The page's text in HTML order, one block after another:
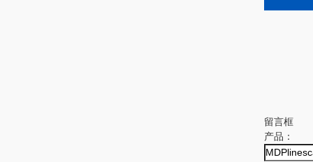
留言框
产品：